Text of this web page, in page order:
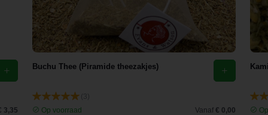
3,35
Buchu Thee (Piramide theezakjes)
Op voorraad
Vanaf € 0,00